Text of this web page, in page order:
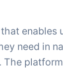
need in